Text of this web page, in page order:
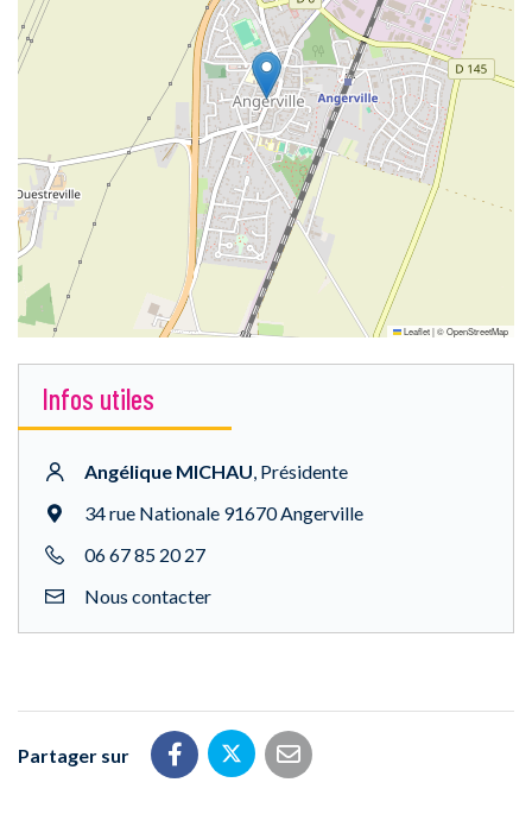
Leaflet|©OpenStreetMap
Infos utiles
Angélique MICHAU Présidente
34 rue Nationale 91670 Angerville
06 67 85 20 27
Nous contacter
Partager sur Partager sur Facebook
Partager sur Twitter
Partager par email